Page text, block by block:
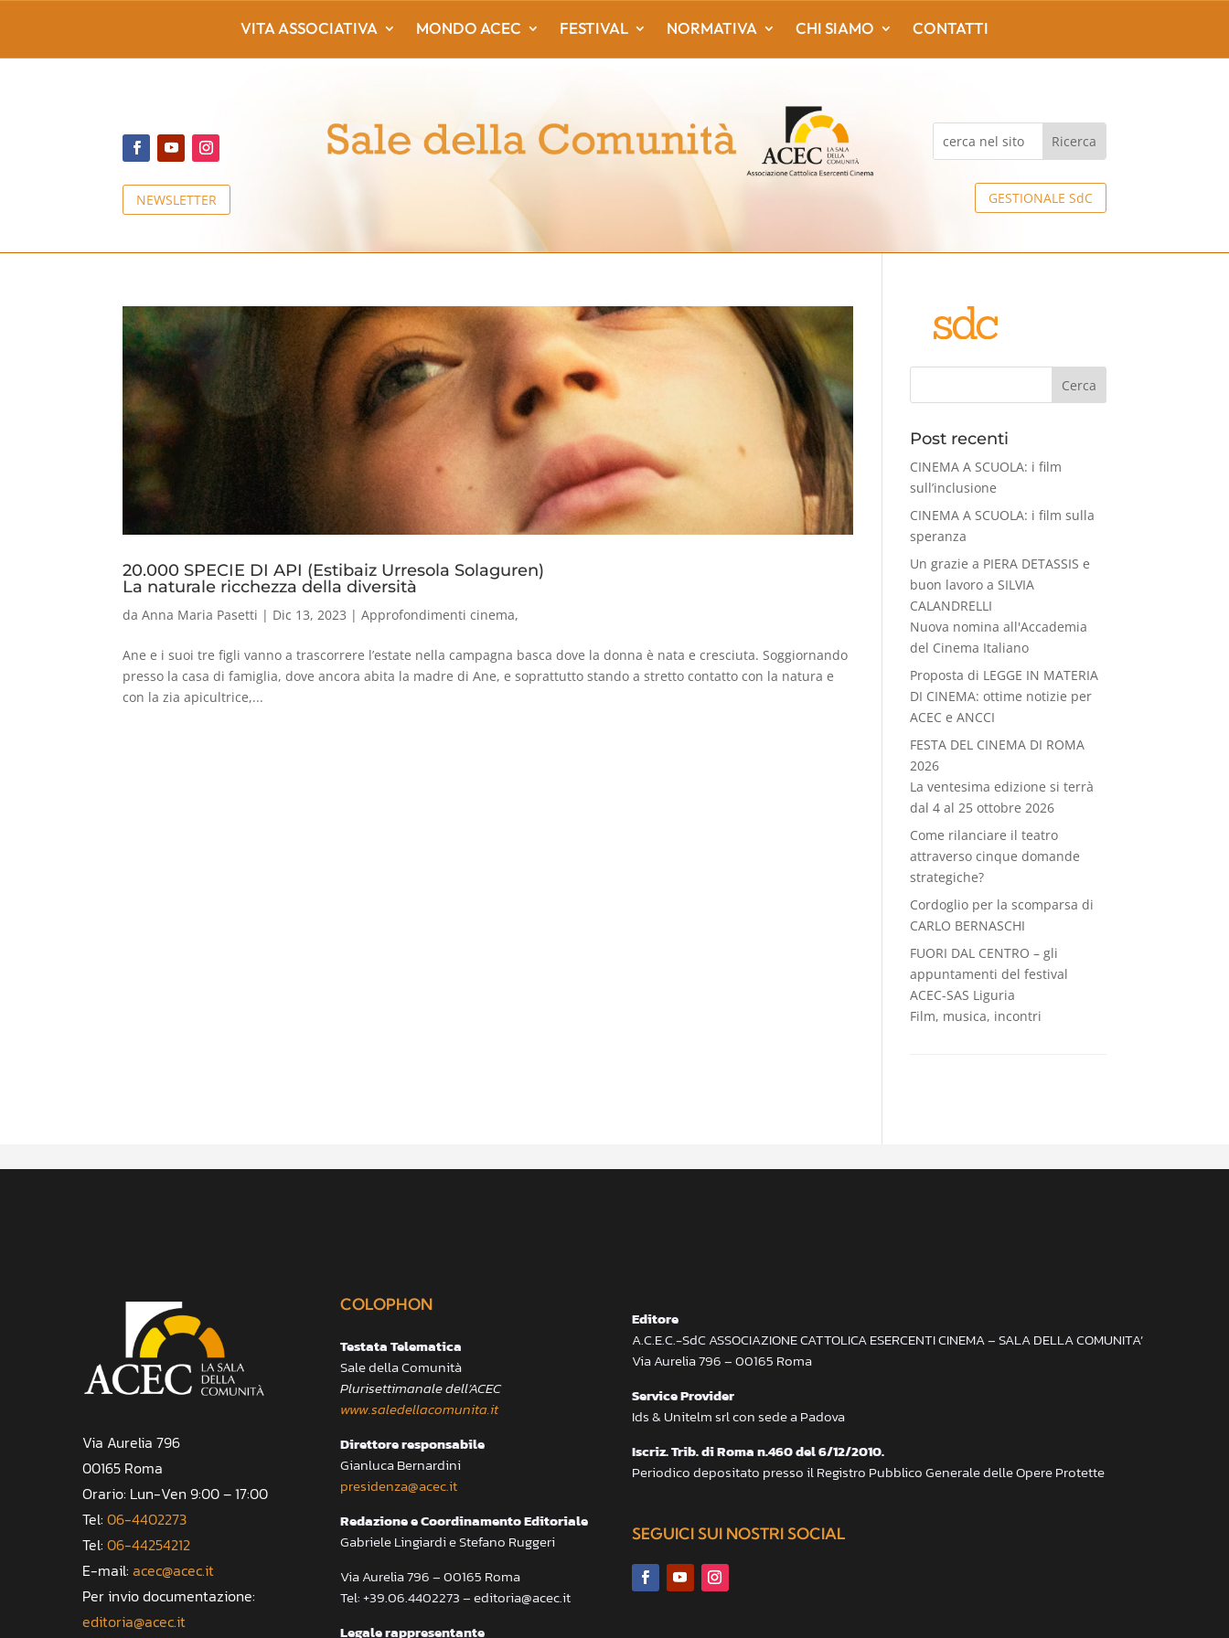
NEWSLETTER GESTIONALE SdC
VITA ASSOCIATIVA MONDO ACEC FESTIVAL NORMATIVA CHI SIAMO CONTATTI
20.000 SPECIE DI API (Estibaiz Urresola Solaguren)
La naturale ricchezza della diversità
daAnna Maria Pasetti | Dic 13, 2023 |Approfondimenti cinema,
Ane e i suoi tre figli vanno a trascorrere l’estate nella campagna basca dove la donna è nata e cresciuta. Soggiornando
presso la casa di famiglia, dove ancora abita la madre di Ane, e soprattutto stando a stretto contatto con la natura e
con la zia apicultrice,...
Cerca
Post recenti
CINEMA A SCUOLA: i film
sull’inclusione
CINEMA A SCUOLA: i film sulla
speranza
Un grazie a PIERA DETASSIS e
buon lavoro a SILVIA
CALANDRELLI
Nuova nomina all'Accademia
del Cinema Italiano
Proposta di LEGGE IN MATERIA
DI CINEMA: ottime notizie per
ACEC e ANCCI
FESTA DEL CINEMA DI ROMA
2026
La ventesima edizione si terrà
dal 4 al 25 ottobre 2026
Come rilanciare il teatro
attraverso cinque domande
strategiche?
Cordoglio per la scomparsa di
CARLO BERNASCHI
FUORI DAL CENTRO – gli
appuntamenti del festival
ACEC-SAS Liguria
Film, musica, incontri
Via Aurelia 796
00165 Roma
Orario: Lun-Ven 9:00 – 17:00
Tel: 06-4402273
Tel: 06-44254212
E-mail: acec@acec.it
Per invio documentazione:
editoria@acec.it
COLOPHON
Testata Telematica
Sale della Comunità
Plurisettimanale dell’ACEC
www.saledellacomunita.it
Direttore responsabile
Gianluca Bernardini
presidenza@acec.it
Redazione e Coordinamento Editoriale
Gabriele Lingiardi e Stefano Ruggeri
Via Aurelia 796 – 00165 Roma
Tel: +39.06.4402273 – editoria@acec.it
Legale rappresentante
Editore
A.C.E.C.-SdC ASSOCIAZIONE CATTOLICA ESERCENTI CINEMA – SALA DELLA COMUNITA’
Via Aurelia 796 – 00165 Roma
Service Provider
Ids & Unitelm srl con sede a Padova
Iscriz. Trib. di Roma n.460 del 6/12/2010.
Periodico depositato presso il Registro Pubblico Generale delle Opere Protette
SEGUICI SUI NOSTRI SOCIAL